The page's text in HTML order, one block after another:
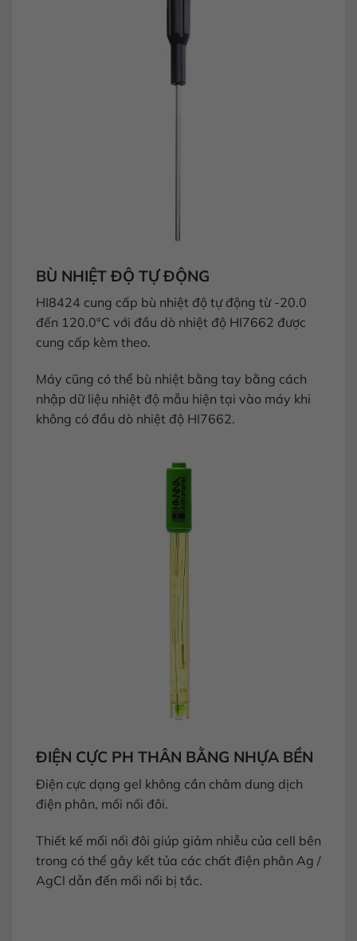
BÙ NHIỆT ĐỘ TỰ ĐỘNG
HI8424 cung cấp bù nhiệt độ tự động từ -20.0
đến 120.0°C với đầu dò nhiệt độ HI7662 được
cung cấp kèm theo.
Máy cũng có thể bù nhiệt bằng tay bằng cách
nhập dữ liệu nhiệt độ mẫu hiện tại vào máy khi
không có đầu dò nhiệt độ HI7662.
ĐIỆN CỰC PH THÂN BẰNG NHỰA BỀN
Điện cực dạng gel không cần châm dung dịch
điện phân, mối nối đôi.
Thiết kế mối nối đôi giúp giảm nhiễu của cell bên
trong có thể gây kết tủa các chất điện phân Ag /
AgCl dẫn đến mối nối bị tắc.